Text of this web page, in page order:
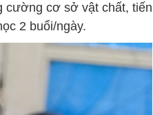
cường cơ sở vật chất, tiến
2 buổi/ngày.